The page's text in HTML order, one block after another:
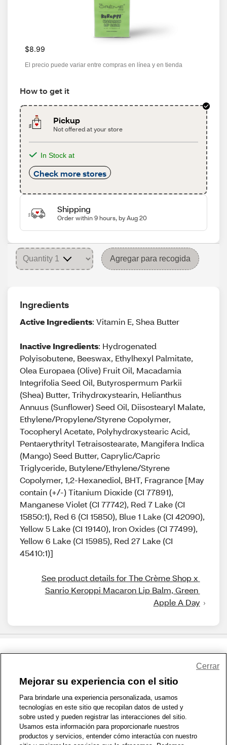
$8.99
El precio puede variar entre compras en línea y en tienda
How to get it
Pickup
Not offered at your store
In Stock at
Check more stores
Shipping
Order within 9 hours, by Aug 20
Agregar para recogida
Ingredients
Active Ingredients: Vitamin E, Shea Butter
Inactive Ingredients: Hydrogenated
Polyisobutene, Beeswax, Ethylhexyl Palmitate,
Olea Europaea (Olive) Fruit Oil, Macadamia
Integrifolia Seed Oil, Butyrospermum Parkii
(Shea) Butter, Trihydroxystearin, Helianthus
Annuus (Sunflower) Seed Oil, Diisostearyl Malate,
Ethylene/Propylene/Styrene Copolymer,
Tocopheryl Acetate, Polyhydroxystearic Acid,
Pentaerythrityl Tetraisostearate, Mangifera Indica
(Mango) Seed Butter, Caprylic/Capric
Triglyceride, Butylene/Ethylene/Styrene
Copolymer, 1,2-Hexanediol, BHT, Fragrance [May
contain (+/-) Titanium Dioxide (CI 77891),
Manganese Violet (CI 77742), Red 7 Lake (CI
15850:1), Red 6 (CI 15850), Blue 1 Lake (CI 42090),
Yellow 5 Lake (CI 19140), Iron Oxides (CI 77499),
Yellow 6 Lake (CI 15985), Red 27 Lake (CI
45410:1)]
See product details for The Crème Shop x
Sanrio Keroppi Macaron Lip Balm, Green
Apple A Day
1-800-679-9691 | Contáctenos | Términos de Uso | Accesibilidad
Política de Privacidad | WA Privacy Policy | Mapa del sitio
Zona de Bienestar | © 1999 - 2026 CVS.com
Mejorar su experiencia con el sitio
Para brindarle una experiencia personalizada, usamos
tecnologías en este sitio que recopilan datos de usted y
sobre usted y pueden registrar las interacciones del sitio.
Usamos esta información para proporcionarle nuestros
productos y servicios, entender cómo interactúa con nuestro
Cerrar